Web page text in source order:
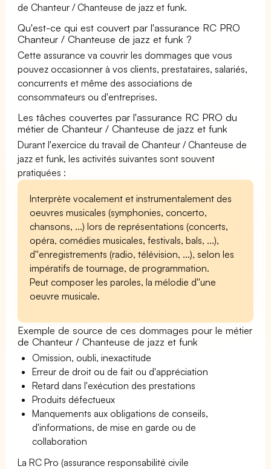
de Chanteur / Chanteuse de jazz et funk.
Qu'est-ce qui est couvert par l'assurance RC PRO
Chanteur / Chanteuse de jazz et funk ?
Cette assurance va couvrir les dommages que vous
pouvez occasionner à vos clients, prestataires, salariés,
concurrents et même des associations de
consommateurs ou d'entreprises.
Les tâches couvertes par l'assurance RC PRO du
métier de Chanteur / Chanteuse de jazz et funk
Durant l'exercice du travail de Chanteur / Chanteuse de
jazz et funk, les activités suivantes sont souvent
pratiquées :
Interprète vocalement et instrumentalement des
oeuvres musicales (symphonies, concerto,
chansons, ...) lors de représentations (concerts,
opéra, comédies musicales, festivals, bals, ...),
d''enregistrements (radio, télévision, ...), selon les
impératifs de tournage, de programmation.
Peut composer les paroles, la mélodie d''une
oeuvre musicale.
Exemple de source de ces dommages pour le métier
de Chanteur / Chanteuse de jazz et funk
Omission, oubli, inexactitude
Erreur de droit ou de fait ou d'appréciation
Retard dans l'exécution des prestations
Produits défectueux
Manquements aux obligations de conseils,
d'informations, de mise en garde ou de
collaboration
La RC Pro (assurance responsabilité civile